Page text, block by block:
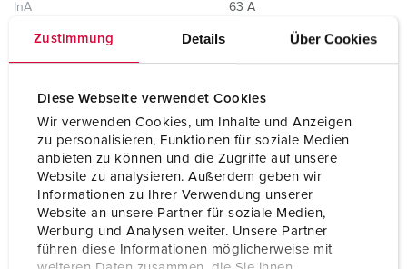
Zustimmung Details Über Cookies
Diese Webseite verwendet Cookies
Wir verwenden Cookies, um Inhalte und Anzeigen
zu personalisieren, Funktionen für soziale Medien
anbieten zu können und die Zugriffe auf unsere
Website zu analysieren. Außerdem geben wir
Informationen zu Ihrer Verwendung unserer
Website an unsere Partner für soziale Medien,
Werbung und Analysen weiter. Unsere Partner
führen diese Informationen möglicherweise mit
InA 63 A
RDF
Connection/feeder cable 1 inlet 63 A, 5 p, 400 V
Protection type IP44
Enclosure material Solid rubber
Weight 12000 g
Length 360 mm